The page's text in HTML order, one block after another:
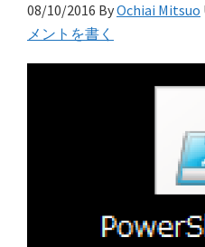
08/10/2016 ByOchiai Mitsuo
メントを書く